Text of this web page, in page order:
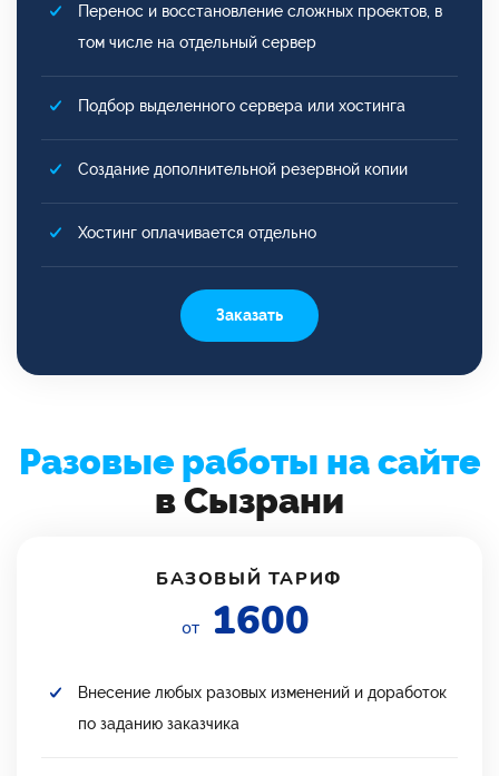
Перенос и восстановление сложных проектов, в
том числе на отдельный сервер
Подбор выделенного сервера или хостинга
Создание дополнительной резервной копии
Хостинг оплачивается отдельно
Заказать
Разовые работы на сайте
в Сызрани
БАЗОВЫЙ ТАРИФ
от 1600
Внесение любых разовых изменений и доработок
по заданию заказчика